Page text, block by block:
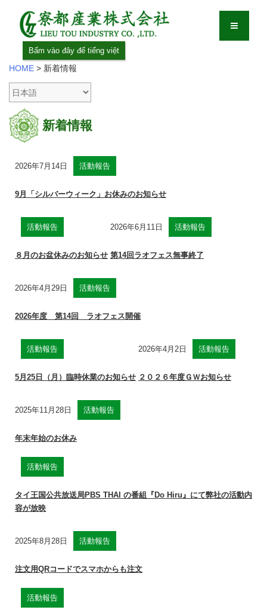
Bấm vào đây để tiếng việt
HOME > 新着情報
新着情報
2026年7月14日 活動報告
9月「シルバーウィーク」お休みのお知らせ
活動報告
８月のお盆休みのお知らせ
2026年6月11日 活動報告
第14回ラオフェス無事終了
2026年4月29日 活動報告
2026年度 第14回 ラオフェス開催
活動報告
5月25日（月）臨時休業のお知らせ
2026年4月2日 活動報告
２０２６年度ＧＷお知らせ
2025年11月28日 活動報告
年末年始のお休み
活動報告
タイ王国公共放送局PBS THAI の番組『Do Hiru』にて弊社の活動内
容が放映
2025年8月28日 活動報告
注文用QRコードでスマホからも注文
活動報告